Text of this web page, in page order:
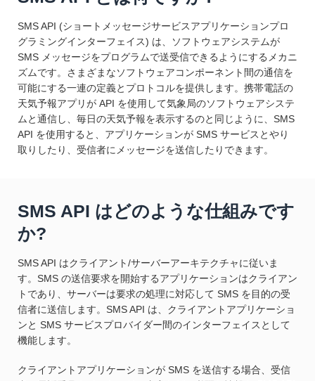
SMS API (ショートメッセージサービスアプリケーションプロ
グラミングインターフェイス) は、ソフトウェアシステムが
SMS メッセージをプログラムで送受信できるようにするメカニ
ズムです。さまざまなソフトウェアコンポーネント間の通信を
可能にする一連の定義とプロトコルを提供します。携帯電話の
天気予報アプリが API を使用して気象局のソフトウェアシステ
ムと通信し、毎日の天気予報を表示するのと同じように、SMS
API を使用すると、アプリケーションが SMS サービスとやり
取りしたり、受信者にメッセージを送信したりできます。
SMS API はどのような仕組みです
か?
SMS API はクライアント/サーバーアーキテクチャに従いま
す。SMS の送信要求を開始するアプリケーションはクライアン
トであり、サーバーは要求の処理に対応して SMS を目的の受
信者に送信します。SMS API は、クライアントアプリケーショ
ンと SMS サービスプロバイダー間のインターフェイスとして
機能します。
クライアントアプリケーションが SMS を送信する場合、受信